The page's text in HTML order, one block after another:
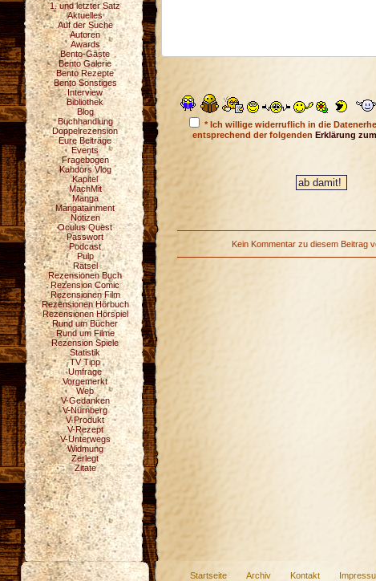
1. und letzter Satz
Aktuelles
Auf der Suche
Autoren
Awards
Bento-Gäste
Bento Galerie
Bento Rezepte
Bento Sonstiges
Interview
Bibliothek
Blog
Buchhandlung
Doppelrezension
Eure Beiträge
Events
Fragebogen
Kahdors Vlog
Kapitel
MachMit
Manga
Mangatainment
Notizen
Oculus Quest
Passwort
Podcast
Pulp
Rätsel
Rezensionen Buch
Rezension Comic
Rezensionen Film
Rezensionen Hörbuch
Rezensionen Hörspiel
Rund um Bücher
Rund um Filme
Rezension Spiele
Statistik
TV Tipp
Umfrage
Vorgemerkt
Web
V-Gedanken
V-Nürnberg
V-Produkt
V-Rezept
V-Unterwegs
Widmung
Zerlegt
Zitate
* Ich willige widerruflich in die
entsprechend der folgenden Erklärung
Kein Kommentar zu diesem Beitrag
Startseite Archiv Kontakt